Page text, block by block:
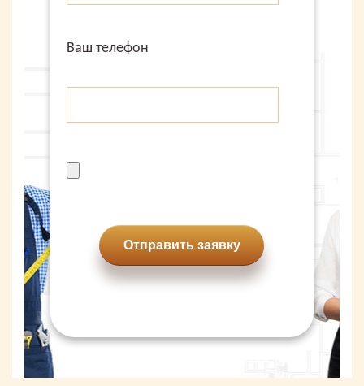
Ваш телефон
Отправить заявку